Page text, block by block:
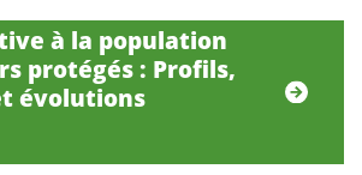
à la population
protégés : Profils,
évolutions